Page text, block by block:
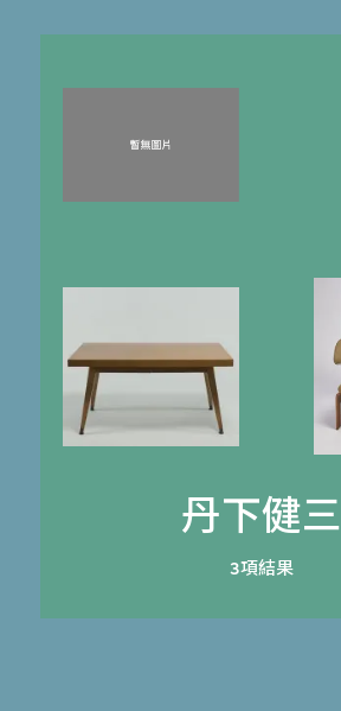
丹下健三
3項結果